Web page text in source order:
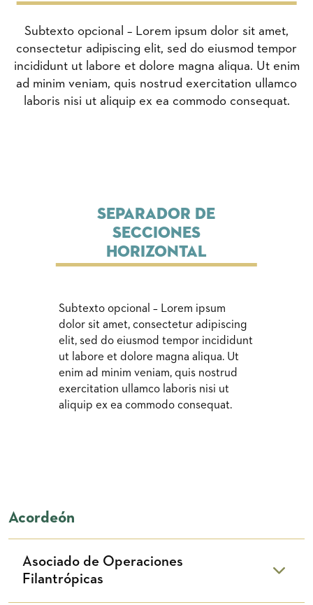
Subtexto opcional – Lorem ipsum dolor sit amet,
consectetur adipiscing elit, sed do eiusmod tempor
incididunt ut labore et dolore magna aliqua. Ut enim
ad minim veniam, quis nostrud exercitation ullamco
laboris nisi ut aliquip ex ea commodo consequat.
Separador de
secciones
Horizontal
Subtexto opcional – Lorem ipsum
dolor sit amet, consectetur adipiscing
elit, sed do eiusmod tempor incididunt
ut labore et dolore magna aliqua. Ut
enim ad minim veniam, quis nostrud
exercitation ullamco laboris nisi ut
aliquip ex ea commodo consequat.
Acordeón
Asociado de Operaciones
Filantrópicas